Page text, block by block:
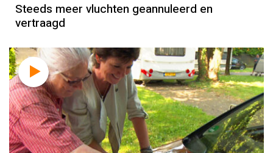
Steeds meer vluchten geannuleerd en
vertraagd